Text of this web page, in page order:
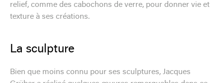
relief, comme des cabochons de verre, pour donner vie et
texture à ses créations.
La sculpture
Bien que moins connu pour ses sculptures, Jacques